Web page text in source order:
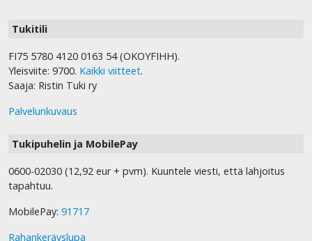
Tukitili
FI75 5780 4120 0163 54 (OKOYFIHH).
Yleisviite: 9700. Kaikki viitteet.
Saaja: Ristin Tuki ry
Palvelunkuvaus
Tukipuhelin ja MobilePay
0600-02030 (12,92 eur + pvm). Kuuntele viesti, että lahjoitus
tapahtuu.
MobilePay: 91717
Rahankeräyslupa